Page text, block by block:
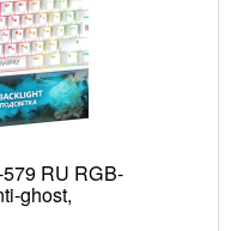
RU RGB-
ghost,